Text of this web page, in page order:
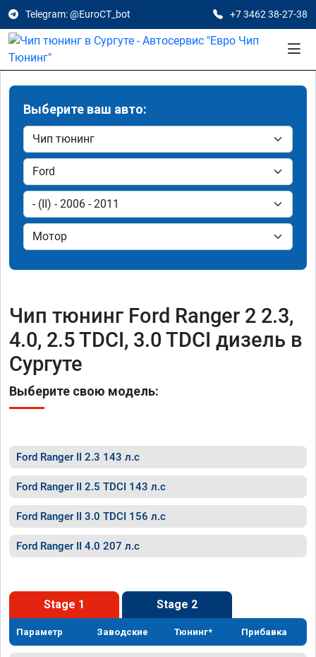
Telegram: @EuroCT_bot +7 3462 38-27-38
Выберите ваш авто:
Чип тюнинг Ford Ranger 2 2.3,
4.0, 2.5 TDCI, 3.0 TDCI дизель в
Сургуте
Выберите свою модель:
Ford Ranger II 2.3 143 л.с
Ford Ranger II 2.5 TDCI 143 л.с
Ford Ranger II 3.0 TDCI 156 л.с
Ford Ranger II 4.0 207 л.с
Stage 1 Stage 2
Параметр Заводские Тюнинг* Прибавка